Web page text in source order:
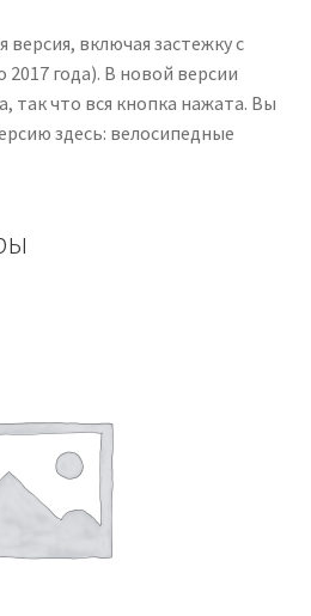
версия, включая застежку с
2017 года). В новой версии
так что вся кнопка нажата. Вы
здесь: велосипедные